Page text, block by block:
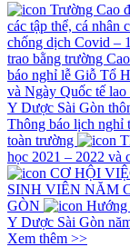
Trường Cao
các tập thể, cá nhân
chống dịch Covid –
trao bằng trường
báo nghỉ lễ Giỗ Tổ
và Ngày Quốc tế
Y Dược Sài Gòn
Thông báo lịch nghỉ
toàn trường
học 2021 – 2022 và
CƠ HỘI
SINH VIÊN NĂM
GÒN
Hướng
Y Dược Sài Gòn
Xem thêm >>